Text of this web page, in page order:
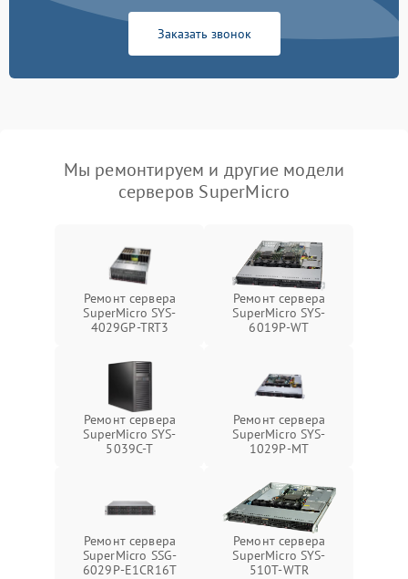
Заказать звонок
Мы ремонтируем и другие модели
серверов SuperMicro
Ремонт сервера
SuperMicro SYS-
4029GP-TRT3
Ремонт сервера
SuperMicro SYS-
6019P-WT
Ремонт сервера
SuperMicro SYS-
5039C-T
Ремонт сервера
SuperMicro SYS-
1029P-MT
Ремонт сервера
SuperMicro SSG-
6029P-E1CR16T
Ремонт сервера
SuperMicro SYS-
510T-WTR